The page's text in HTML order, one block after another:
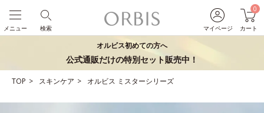
マイページ
0
カート
検索
メニュー
オルビス初めての方へ
公式通販だけの特別セット販売中！
TOP スキンケア オルビス ミスターシリーズ